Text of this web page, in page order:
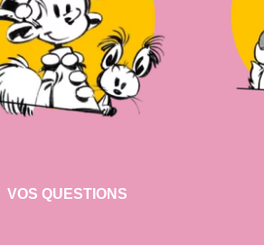
VOS QUESTIONS